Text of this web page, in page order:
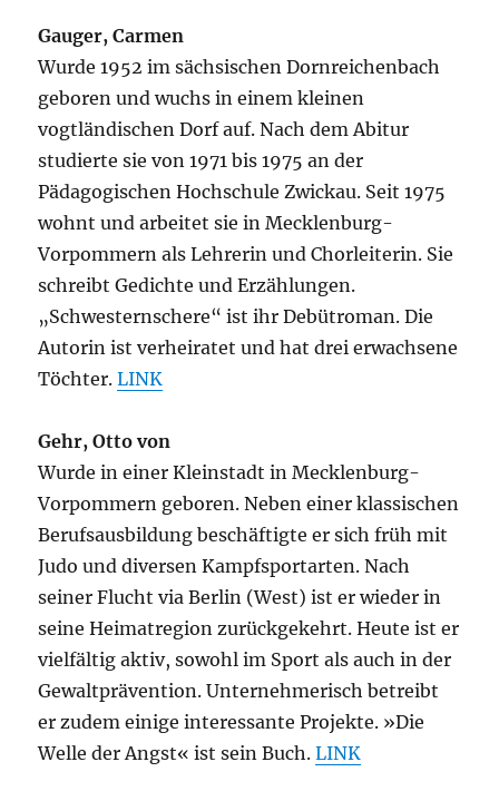
Gauger, Carmen
Wurde 1952 im sächsischen Dornreichenbach
geboren und wuchs in einem kleinen
vogtländischen Dorf auf. Nach dem Abitur
studierte sie von 1971 bis 1975 an der
Pädagogischen Hochschule Zwickau. Seit 1975
wohnt und arbeitet sie in Mecklenburg-
Vorpommern als Lehrerin und Chorleiterin. Sie
schreibt Gedichte und Erzählungen.
„Schwesternschere“ ist ihr Debütroman. Die
Autorin ist verheiratet und hat drei erwachsene
Töchter.LINK
Gehr, Otto von
Wurde in einer Kleinstadt in Mecklenburg-
Vorpommern geboren. Neben einer klassischen
Berufsausbildung beschäftigte er sich früh mit
Judo und diversen Kampfsportarten. Nach
seiner Flucht via Berlin (West) ist er wieder in
seine Heimatregion zurückgekehrt. Heute ist er
vielfältig aktiv, sowohl im Sport als auch in der
Gewaltprävention. Unternehmerisch betreibt
er zudem einige interessante Projekte. »Die
Welle der Angst« ist sein Buch.LINK